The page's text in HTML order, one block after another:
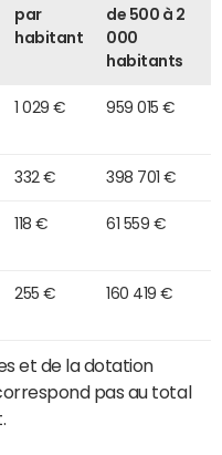
par
habitant
de 500 à 2
000
habitants
1 029 € 959 015 €
332 € 398 701 €
118 € 61 559 €
255 € 160 419 €
et de la dotation
pas au total